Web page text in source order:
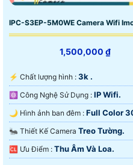
IPC-S3EP-5M0WE Camera Wifi
1,500,000 ₫
️⚡ Chất lượng hình : 3k .
⚛️ Công Nghệ Sử Dụng : IP Wifi.
🌙 Hình ảnh ban đêm : Full Color
X.
🐜 Thiết Kế Camera Treo Tường.
️🆑 Ưu Điểm : Thu Âm Và Loa.